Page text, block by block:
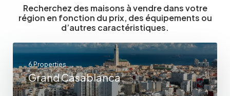
Recherchez des maisons à vendre dans votre
région en fonction du prix, des équipements ou
d’autres caractéristiques.
6 Properties
Grand Casablanca